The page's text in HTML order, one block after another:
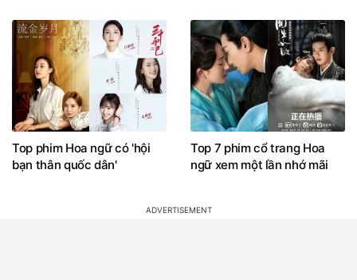
Top phim Hoa ngữ có 'hội
bạn thân quốc dân'
Top 7 phim cổ trang Hoa
ngữ xem một lần nhớ mãi